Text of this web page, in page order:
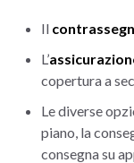
Il
L’
copertura a
Le diverse
piano, la
consegna su